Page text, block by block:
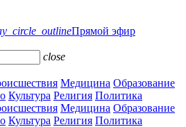
Прямой эфир
close
Медицина Образование
Культура Религия Политика
Медицина Образование
Культура Религия Политика